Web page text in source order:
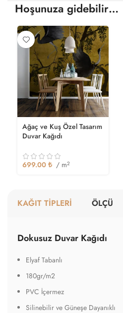
Hoşunuza gidebilir…
Ağaç ve Kuş Özel Tasarım
Duvar Kağıdı
699.00 ₺ / m2
KAĞIT TİPLERİ ÖLÇÜ
Dokusuz Duvar Kağıdı
Elyaf Tabanlı
180gr/m2
PVC İçermez
Silinebilir ve Güneşe Dayanıklı